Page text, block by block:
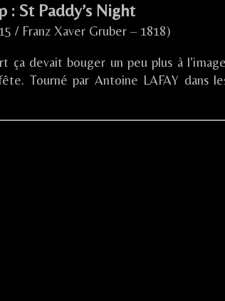
: St Paddy’s Night
/ Franz Xaver Gruber – 1818)
ça devait bouger un peu plus à
Tourné par Antoine LAFAY dans